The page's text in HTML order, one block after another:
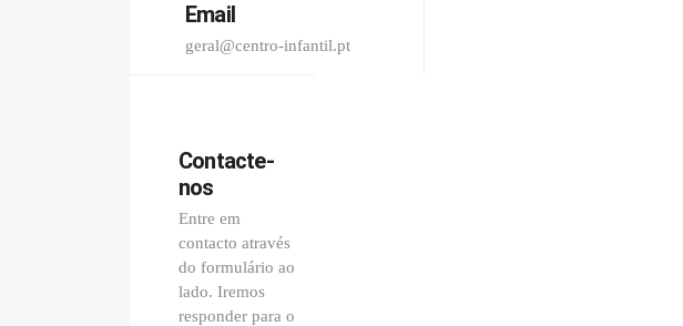
Email
geral@centro-infantil.pt
Contacte-
nos
Entre em
contacto através
do formulário ao
lado. Iremos
responder para o